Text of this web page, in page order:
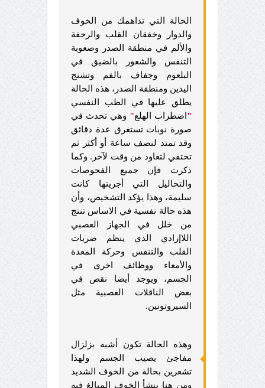
الحالة التي تداهمك من الخوف
والدوار وخفقان القلب والرجفة
والألم في منطقة الصدر وصعوبة
التنفس والشعور بالضيق في
البلعوم وجفاف بالفم وتشنج
اليدين ومنطقة الصدر، هذه الحالة
يطلق عليها في الطب النفسي
" اضطراب الهلع" وهي تحدث في
صورة نوبات تستغرق عدة دقائق
وقد تمتد لنصف ساعة أو أكثر ثم
تختفي لتعاود من وقت لآخر. وكما
ذكرت فإن جميع الفحوصات
والتحاليل التي أجريتها كانت
سليمة، وهذا يؤكد التشخيص، وأن
هذه حالة نفسية في الاساس تنتج
من خلل في الجهاز العصبي
اللاإرادي الذي ينظم ضربات
القلب والتنفس وحركة المعدة
والأمعاء ووظائف اخرى في
الجسم، ويوجد أيضا نقص في
بعض الناقلات العصبية مثل
السيروتونين.
وهذه الحالة تكون أشبه بزلزال
مفاجئ يصيب الجسم ولهذا
تشعرين بحالة من الخوف الشديد
ومن هنا ينشأ الخوف المبالغ فيه